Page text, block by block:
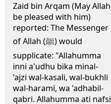
Zaid bin Arqam (May Allah
be pleased with him)
reported: The Messenger
of Allah (ﷺ) would
supplicate: "Allahumma
inni a'udhu bika minal-
'ajzi wal-kasali, wal-bukhli
wal-harami, wa 'adhabil-
qabri. Allahumma ati nafsi